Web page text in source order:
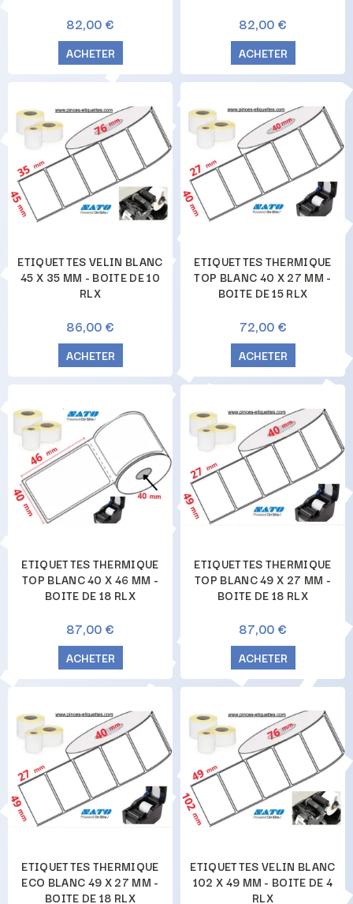
82,00 €
ACHETER
82,00 €
ACHETER
ETIQUETTES VELIN BLANC
45 X 35 MM - BOITE DE 10
RLX
86,00 €
ACHETER
ETIQUETTES THERMIQUE
TOP BLANC 40 X 27 MM -
BOITE DE 15 RLX
72,00 €
ACHETER
ETIQUETTES THERMIQUE
TOP BLANC 40 X 46 MM -
BOITE DE 18 RLX
87,00 €
ACHETER
ETIQUETTES THERMIQUE
TOP BLANC 49 X 27 MM -
BOITE DE 18 RLX
87,00 €
ACHETER
ETIQUETTES THERMIQUE
ECO BLANC 49 X 27 MM -
BOITE DE 18 RLX
ETIQUETTES VELIN BLANC
102 X 49 MM - BOITE DE 4
RLX